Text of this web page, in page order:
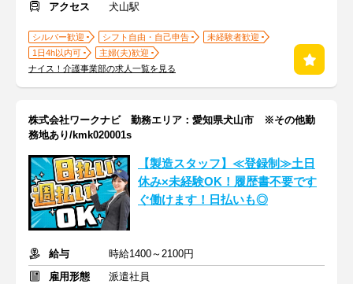
アクセス
犬山駅
シルバー歓迎 シフト自由・自己申告
未経験者歓迎
1日4h以内可
主婦(夫)歓迎
ナイス！介護事業部の求人一覧を見る
株式会社ワークナビ 勤務エリア：愛知県犬山市 ※その他勤
務地あり/kmk020001s
【製造スタッフ】≪登録制≫土日
休み×未経験OK！履歴書不要です
ぐ働けます！日払いも◎
給与
時給1400～2100円
雇用形態
派遣社員